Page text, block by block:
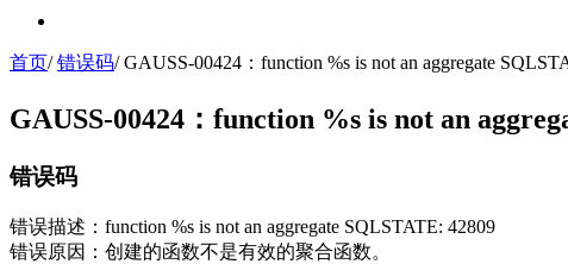
首页/错误码/GAUSS-00424：function %s is not an aggregate
GAUSS-00424：function %s is not an
错误码
错误描述：function %s is not an aggregate SQLSTATE: 42809
错误原因：创建的函数不是有效的聚合函数。